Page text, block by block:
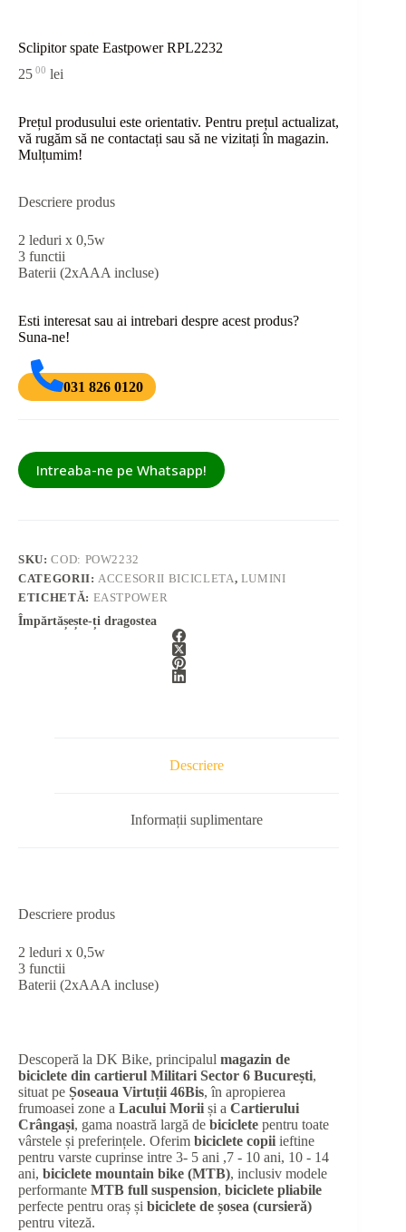
Sclipitor spate Eastpower RPL2232
25 00 lei
Prețul produsului este orientativ. Pentru prețul actualizat,
vă rugăm să ne contactați sau să ne vizitați în magazin.
Mulțumim!
Descriere produs
2 leduri x 0,5w
3 functii
Baterii (2xAAA incluse)
Esti interesat sau ai intrebari despre acest produs?
Suna-ne!
031 826 0120
Intreaba-ne pe Whatsapp!
SKU:COD: POW2232
CATEGORII:ACCESORII BICICLETA, LUMINI
ETICHETĂ: EASTPOWER
Împărtășește-ți dragostea
Descriere
Informații suplimentare
Descriere produs
2 leduri x 0,5w
3 functii
Baterii (2xAAA incluse)
Descoperă la DK Bike, principalul magazin de
biciclete din cartierul Militari Sector 6 București,
situat pe Șoseaua Virtuții 46Bis, în apropierea
frumoasei zone a Lacului Morii și a Cartierului
Crângași, gama noastră largă de biciclete pentru toate
vârstele și preferințele. Oferim biciclete copii ieftine
pentru varste cuprinse intre 3- 5 ani ,7 - 10 ani, 10 - 14
ani, biciclete mountain bike (MTB), inclusiv modele
performante MTB full suspension, biciclete pliabile
perfecte pentru oraș și biciclete de șosea (cursieră)
pentru viteză.